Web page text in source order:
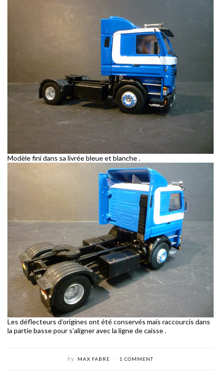
Modèle fini dans sa livrée bleue et blanche .
Les déflecteurs d’origines ont été conservés mais raccourcis dans
la partie basse pour s’aligner avec la ligne de caisse .
by MAX FABRE 1 COMMENT